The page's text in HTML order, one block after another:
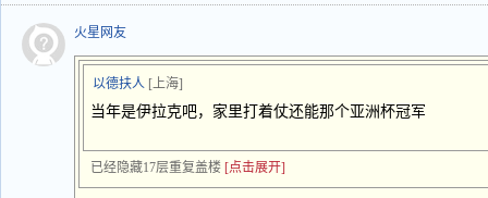
火星网友
以德扶人 [上海]
当年是伊拉克吧，家里打着仗还能那个亚洲杯冠军
已经隐藏17层重复盖楼 [点击展开]